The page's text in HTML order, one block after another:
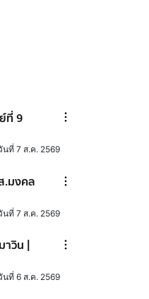
ที่ 9
นที่ 7 ส.ค. 2569
.มงคล
นที่ 7 ส.ค. 2569
าวิน |
นที่ 6 ส.ค. 2569